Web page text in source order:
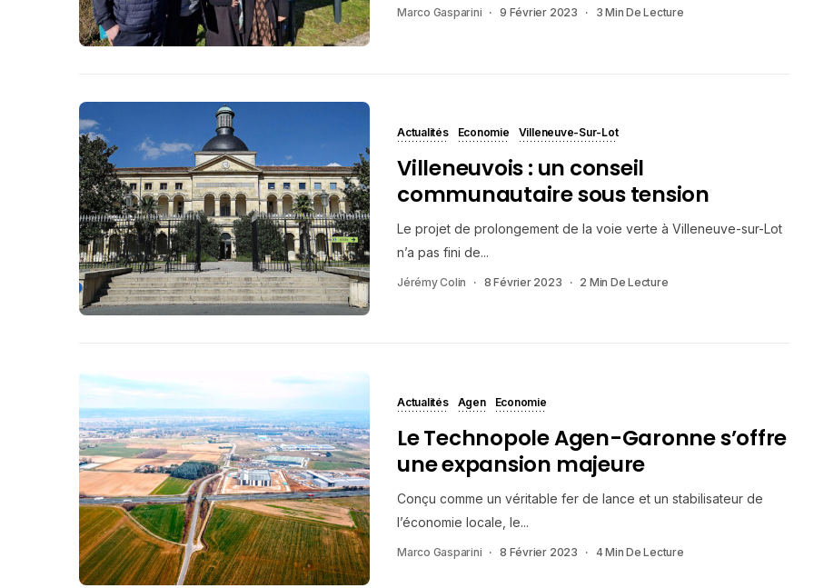
Marco Gasparini 9 Février 2023 3 Min De Lecture
Actualités Economie Villeneuve-Sur-Lot
Villeneuvois : un conseil
communautaire sous tension
Le projet de prolongement de la voie verte à Villeneuve-sur-Lot
n’a pas fini de...
Jérémy Colin 8 Février 2023 2 Min De Lecture
Actualités Agen Economie
Le Technopole Agen-Garonne s’offre
une expansion majeure
Conçu comme un véritable fer de lance et un stabilisateur de
l’économie locale, le...
Marco Gasparini 8 Février 2023 4 Min De Lecture